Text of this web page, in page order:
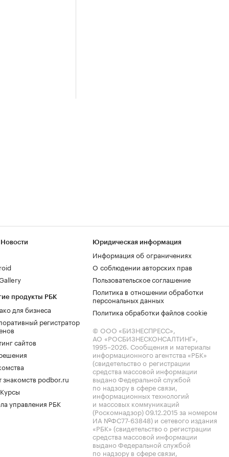
продукты РБК
для бизнеса
регистратор
сайтов
знакомств podbor.ru
управления РБК
Юридическая информация
Информация об ограничениях
О соблюдении авторских прав
Пользовательское соглашение
Политика в отношении обработки
персональных данных
Политика обработки файлов cookie
© ООО «БИЗНЕСПРЕСС»,
АО «РОСБИЗНЕСКОНСАЛТИНГ»,
1995–2026. Сообщения и материалы
информационного агентства «РБК»
(свидетельство о регистрации
средства массовой информации
выдано Федеральной службой
по надзору в сфере связи,
информационных технологий
и массовых коммуникаций
(Роскомнадзор) 09.12.2015 за номером
ИА №ФС77-63848) и сетевого издания
«РБК» (свидетельство о регистрации
средства массовой информации
выдано Федеральной службой
по надзору в сфере связи,